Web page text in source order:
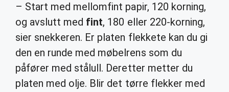
– Start med mellomfint papir, 120 korning,
og avslutt med fint, 180 eller 220-korning,
sier snekkeren. Er platen flekkete kan du gi
den en runde med møbelrens som du
påfører med stålull. Deretter metter du
platen med olje. Blir det tørre flekker med